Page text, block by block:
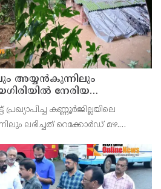
അയ്യൻകുന്നിലും
നേരിയ
ക്യാമ്പിലേക്ക് മാറ്റി
കണ്ണൂർജില്ലയിലെ
ലഭിച്ചത് റെക്കോർഡ് മഴ.
സംസ്ഥാനത്ത